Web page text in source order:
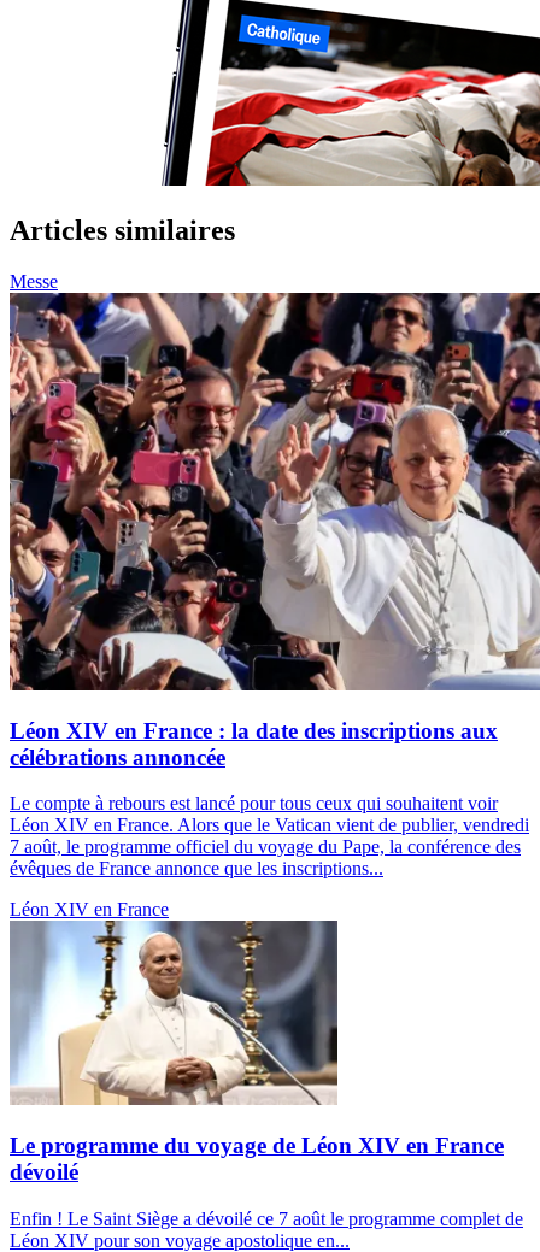
Articles similaires
Messe
Léon XIV en France : la date des inscriptions aux
célébrations annoncée
Le compte à rebours est lancé pour tous ceux qui souhaitent voir
Léon XIV en France. Alors que le Vatican vient de publier, vendredi
7 août, le programme officiel du voyage du Pape, la conférence des
évêques de France annonce que les inscriptions...
Léon XIV en France
Le programme du voyage de Léon XIV en France
dévoilé
Enfin ! Le Saint Siège a dévoilé ce 7 août le programme complet de
Léon XIV pour son voyage apostolique en...